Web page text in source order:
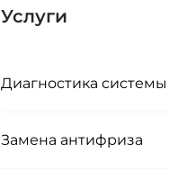
Услуги
Диагностика
Замена антифриза